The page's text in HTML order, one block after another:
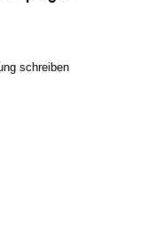
schreiben